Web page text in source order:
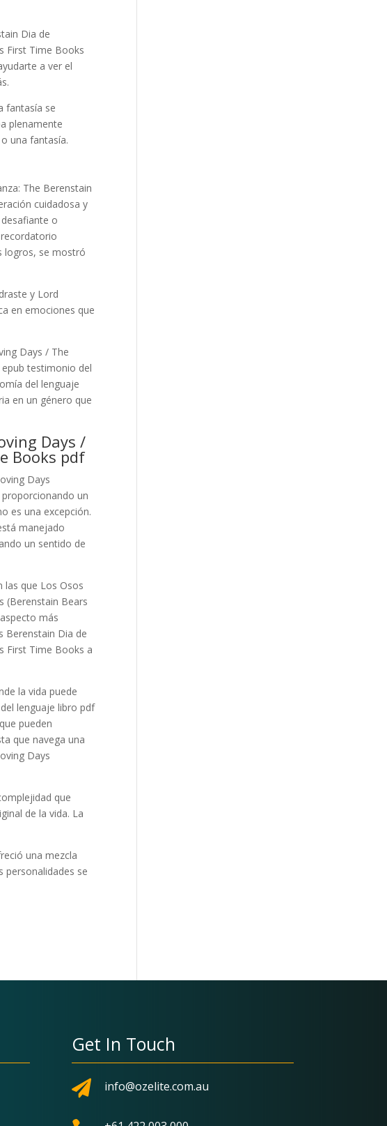
Dia de
First Time Books
a ver el
fantasía se
plenamente
una fantasía.
The Berenstain
cuidadosa y
o
logros, se mostró
y Lord
en emociones que
Days / The
testimonio del
del lenguaje
en un género que
Days /
Books pdf
Days
un
es una excepción.
manejado
un sentido de
las que Los Osos
(Berenstain Bears
más
Berenstain Dia de
First Time Books a
la vida puede
lenguaje libro pdf
pueden
que navega una
Days
que
de la vida. La
una mezcla
personalidades se
Get In Touch
 info@ozelite.com.au